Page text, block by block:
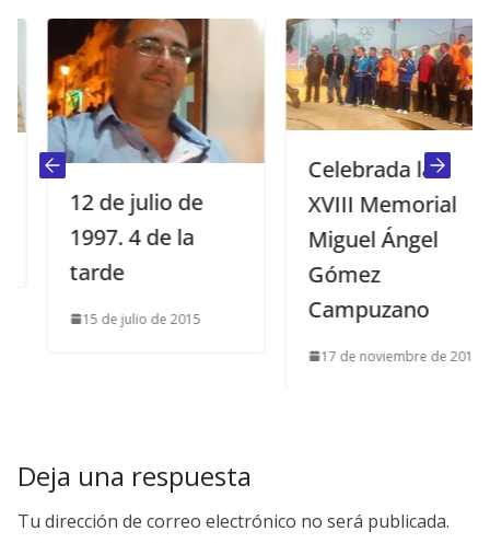
12 de julio de
1997. 4 de la
tarde
15 de julio de 2015
Celebrada la
XVIII Memorial
Miguel Ángel
Gómez
Campuzano
17 de noviembre de 2013
Deja una respuesta
Tu dirección de correo electrónico no será publicada.